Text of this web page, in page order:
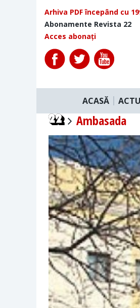
Arhiva PDF începând cu
Abonamente Revista 22
Acces abonați
ACASĂ
Ambasada